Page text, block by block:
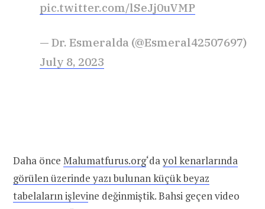
pic.twitter.com/lSeJj0uVMP
— Dr. Esmeralda (@Esmeral42507697)
July 8, 2023
Daha önce Malumatfurus.org‘dayol kenarlarında
görülen üzerinde yazı bulunan küçük beyaz
tabelaların işlevine değinmiştik. Bahsi geçen video